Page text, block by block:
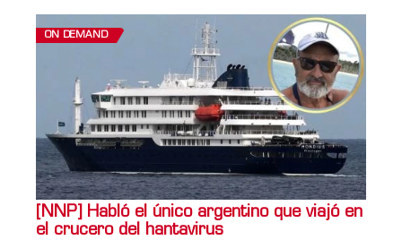
ON DEMAND
[NNP] Habló el único argentino que viajó en
el crucero del hantavirus